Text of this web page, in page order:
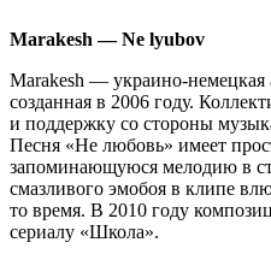
Marakesh —Ne lyubov
Marakesh — украино-немецкая
созданная в 2006 году.
и поддержку со стороны
Песня «Не любовь» имеет
запоминающуюся мелодию в
смазливого эмобоя в клипе
то время. В 2010 году
сериалу «Школа».